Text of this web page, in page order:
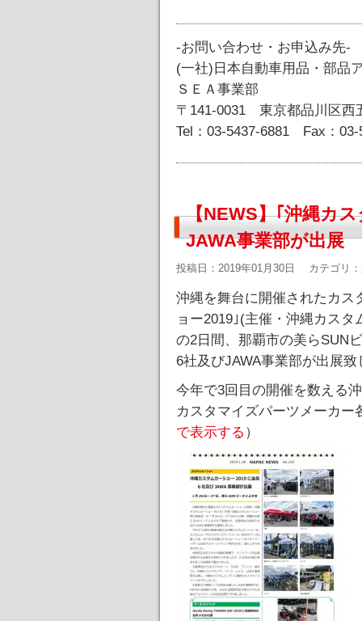
-お問い合わせ・お申込み先-
(一社)日本自動車用品・部品
ＳＥＡ事業部
〒141-0031 東京都品川区西
Tel：03-5437-6881 Fax：03-
【NEWS】｢沖縄カ
JAWA事業部が出展
投稿日：2019年01月30日 カテゴリ：
沖縄を舞台に開催されたカス
ョー2019｣(主催・沖縄カス
の2日間、那覇市の美らSUN
6社及びJAWA事業部が出展致
今年で3回目の開催を数える
カスタマイズパーツメーカー
で表示する ）